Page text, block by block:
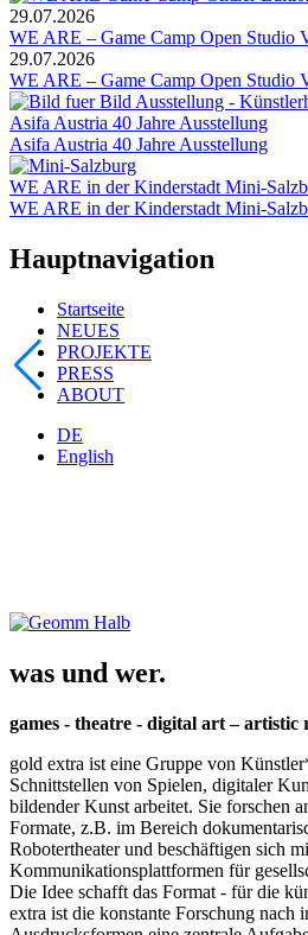
29.07.2026
WE ARE – Game Camp Open Studio
29.07.2026
WE ARE – Game Camp Open Studio
Asifa Austria 40 Jahre Ausstellung
Asifa Austria 40 Jahre Ausstellung
WE ARE in der Kinderstadt Mini-
WE ARE in der Kinderstadt Mini-
Hauptnavigation
Startseite
NEUES
PROJEKTE
PRESS
ABOUT
DE
English
was und wer.
games - theatre - digital art – artistic
gold extra ist eine Gruppe von
Schnittstellen von Spielen, digitaler
bildender Kunst arbeitet. Sie forschen
Formate, z.B. im Bereich
Robotertheater und beschäftigen sich
Kommunikationsplattformen für
Die Idee schafft das Format - für die
extra ist die konstante Forschung nach